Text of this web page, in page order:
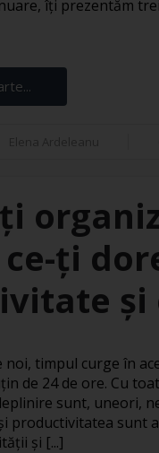
îți prezentăm
ți
timpul curge în
de 24 de ore. Cu
sunt, uneori,
productivitatea sunt
și [...]